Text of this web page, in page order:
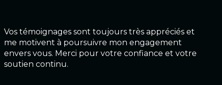
Vos témoignages sont toujours très appréciés et
me motivent à poursuivre mon engagement
envers vous. Merci pour votre confiance et votre
soutien continu.